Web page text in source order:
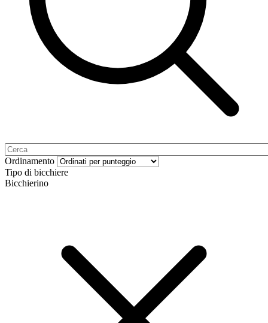
Ordinamento
Tipo di bicchiere
Bicchierino